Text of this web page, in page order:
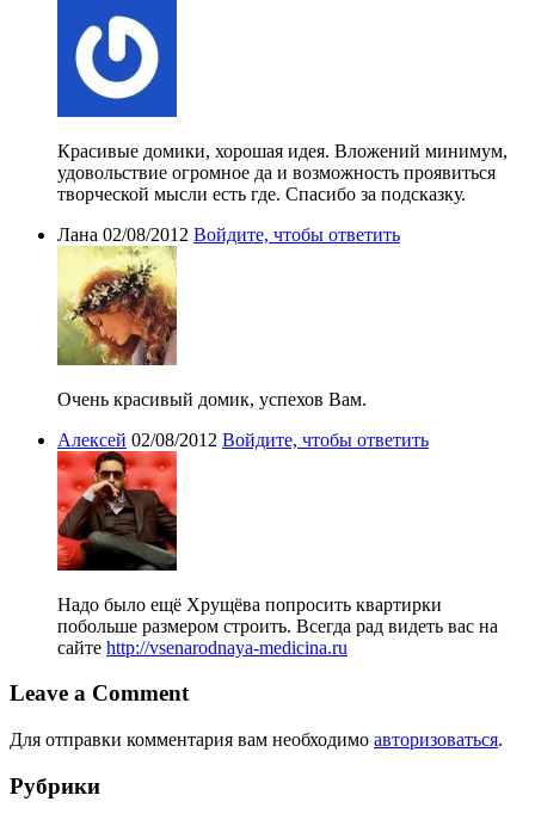
Красивые домики, хорошая идея. Вложений минимум,
удовольствие огромное да и возможность проявиться
творческой мысли есть где. Спасибо за подсказку.
Лана 02/08/2012 Войдите, чтобы ответить
Очень красивый домик, успехов Вам.
Алексей 02/08/2012 Войдите, чтобы ответить
Надо было ещё Хрущёва попросить квартирки
побольше размером строить. Всегда рад видеть вас на
сайте http://vsenarodnaya-medicina.ru
Leave a Comment
Для отправки комментария вам необходимо авторизоваться.
Рубрики